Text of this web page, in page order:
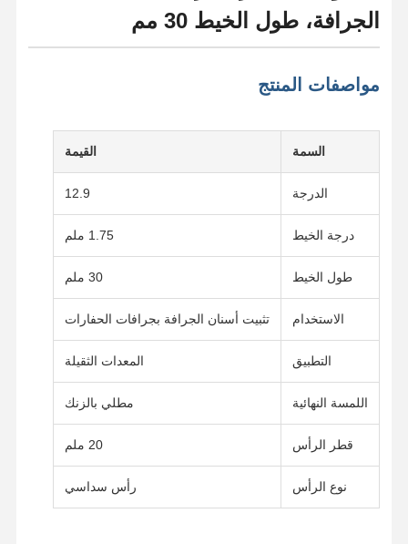
الجرافة، طول الخيط 30 مم
مواصفات المنتج
السمة القيمة
الدرجة 12.9
درجة الخيط 1.75 ملم
طول الخيط 30 ملم
الاستخدام تثبيت أسنان الجرافة بجرافات الحفارات
التطبيق المعدات الثقيلة
اللمسة النهائية مطلي بالزنك
قطر الرأس 20 ملم
نوع الرأس رأس سداسي